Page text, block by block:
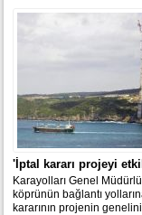
'İptal kararı projeyi
Karayolları Genel
köprünün bağlantı
kararının projenin genelini